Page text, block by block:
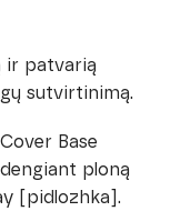
ir patvarią
sutvirtinimą.
Base
ploną
[pidlozhka].